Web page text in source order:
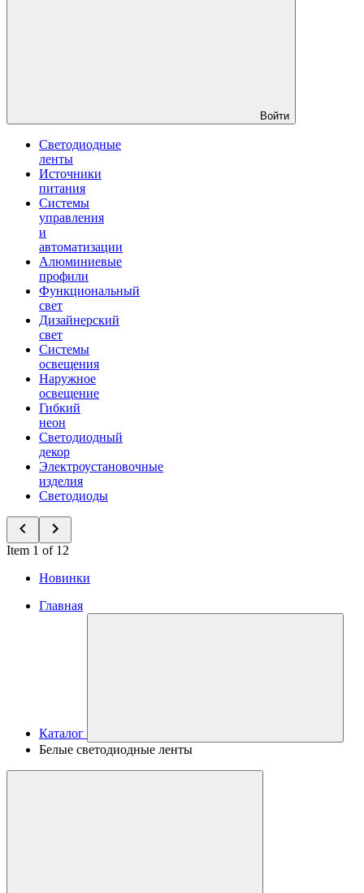
Войти
Светодиодные
ленты
Источники
питания
Системы
управления
и
автоматизации
Алюминиевые
профили
Функциональный
свет
Дизайнерский
свет
Системы
освещения
Наружное
освещение
Гибкий
неон
Светодиодный
декор
Электроустановочные
изделия
Светодиоды
Item 1 of 12
Новинки
Главная
Каталог
Белые светодиодные ленты